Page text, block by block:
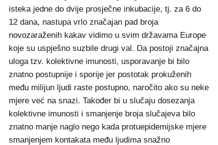
isteka jedne do dvije prosječne inkubacije, tj. za 6 do
12 dana, nastupa vrlo značajan pad broja
novozaraženih kakav vidimo u svim državama Europe
koje su uspješno suzbile drugi val. Da postoji značajna
uloga tzv. kolektivne imunosti, usporavanje bi bilo
znatno postupnije i sporije jer postotak prokuženih
među milijun ljudi raste postupno, naročito ako su neke
mjere već na snazi. Također bi u slučaju dosezanja
kolektivne imunosti i smanjenje broja slučajeva bilo
znatno manje naglo nego kada protuepidemijske mjere
smanjenjem kontakata među ljudima snažno